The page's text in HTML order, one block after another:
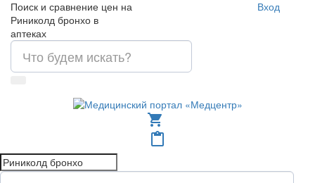
Поиск и сравнение цен на
Риниколд бронхо в
аптеках
Вход
shopping_cart
content_paste